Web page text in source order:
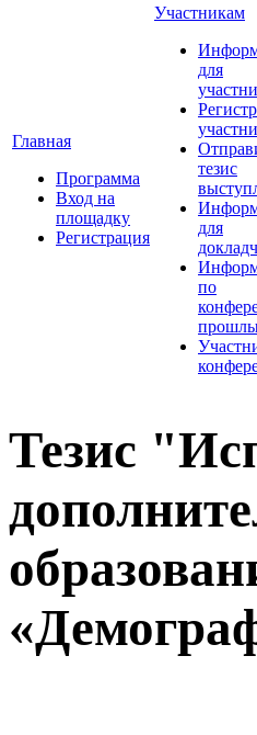
Главная
Программа
Вход на
площадку
Регистрация
Участникам
для
тезис
для
по
Тезис